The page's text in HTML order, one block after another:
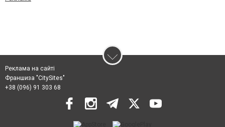
Реклама на сайті
Франшиза "CitySites"
+38 (096) 91 303 68